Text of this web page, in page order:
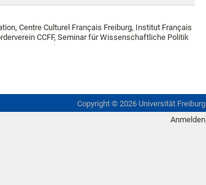
Centre Culturel Français Freiburg, Institut Français
CCFF, Seminar für Wissenschaftliche Politik
Copyright © 2026 Universität Freiburg
Anmelden